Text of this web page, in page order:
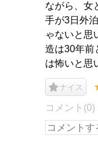
ながら、女
手が3日外
ゃないと思
造は30年前
は怖いと思
ナイス
コメント(0)